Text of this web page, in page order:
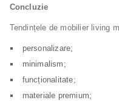
Concluzie
Tendințele de mobilier living
personalizare;
minimalism;
funcționalitate;
materiale premium;